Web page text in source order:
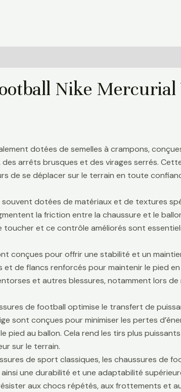
Nike Mercurial
dotées de semelles à crampons,
arrêts brusques et des virages serrés.
de se déplacer sur le terrain en toute
dotées de matériaux et de textures
la friction entre la chaussure et le
et ce contrôle améliorés sont
conçues pour offrir une stabilité et un
de flancs renforcés pour maintenir le pied
et autres blessures, notamment lors
de football optimise le transfert de
sont conçues pour minimiser les pertes
pied au ballon. Cela rend les tirs plus
sur le terrain.
de sport classiques, les chaussures de
une durabilité et une adaptabilité
aux chocs répétés, aux frottements et